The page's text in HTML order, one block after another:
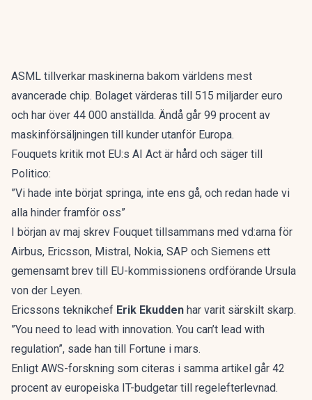
ASML tillverkar maskinerna bakom världens mest
avancerade chip. Bolaget värderas till 515 miljarder euro
och har över 44 000 anställda. Ändå går 99 procent av
maskinförsäljningen till kunder utanför Europa.
Fouquets kritik mot EU:s AI Act är hård och säger till
Politico:
”Vi hade inte börjat springa, inte ens gå, och redan hade vi
alla hinder framför oss”
I början av maj skrev Fouquet tillsammans med vd:arna för
Airbus, Ericsson, Mistral, Nokia, SAP och Siemens ett
gemensamt brev till EU-kommissionens ordförande Ursula
von der Leyen.
Ericssons teknikchef Erik Ekudden har varit särskilt skarp.
”You need to lead with innovation. You can’t lead with
regulation”, sade han till Fortune i mars.
Enligt AWS-forskning som citeras i samma artikel går 42
procent av europeiska IT-budgetar till regelefterlevnad.